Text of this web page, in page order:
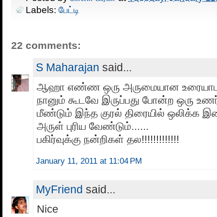
Labels: பேட்டி
22 comments:
S Maharajan said...
ஆஹா எண்ண ஒரு அருமையான
நானும் கூடவே இருப்பது போன்ற ஒரு
மீண்டும் இந்த குரல் திரையில் ஒலிக்க
அருள் புரிய வேண்டும்......
பகிர்வுக்கு நன்றிகள் தல!!!!!!!!!!!!!
January 11, 2011 at 11:04 PM
MyFriend said...
Nice